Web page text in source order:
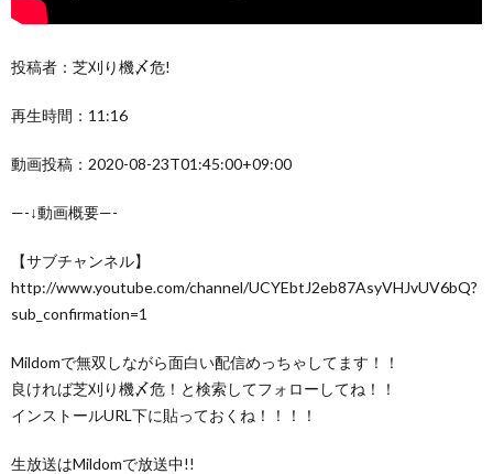
投稿者：芝刈り機〆危!
再生時間：11:16
動画投稿：2020-08-23T01:45:00+09:00
—-↓動画概要—-
【サブチャンネル】
http://www.youtube.com/channel/UCYEbtJ2eb87AsyVHJvUV6bQ?
sub_confirmation=1
Mildomで無双しながら面白い配信めっちゃしてます！！
良ければ芝刈り機〆危！と検索してフォローしてね！！
インストールURL下に貼っておくね！！！！
生放送はMildomで放送中!!